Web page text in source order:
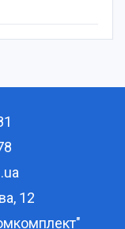
12